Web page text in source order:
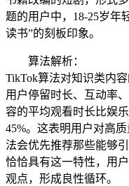
题的用户中，18-25岁年
读书”的刻板印象。
算法解析：
TikTok算法对知识类内
用户停留时长、互动率
容的平均观看时长比娱
45%。这表明用户对高
法会优先推荐那些能够
恰恰具有这一特性，用
观点，形成良性循环。